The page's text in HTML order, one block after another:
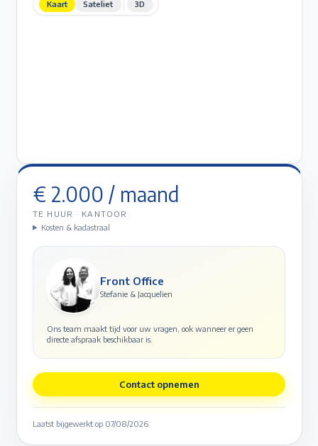
Kaart Sateliet 3D
€ 2.000 / maand
TE HUUR · KANTOOR
Kosten & kadastraal
Front Office
Stefanie & Jacquelien
Ons team maakt tijd voor uw vragen, ook wanneer er geen
directe afspraak beschikbaar is.
Contact opnemen
Laatst bijgewerkt op 07/08/2026